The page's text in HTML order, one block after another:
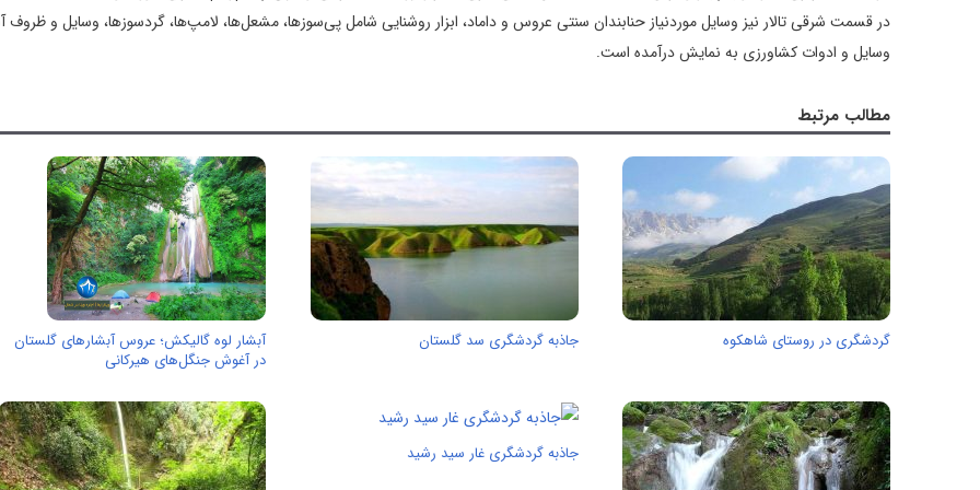
در قسمت شرقی تالار نیز وسایل موردنیاز حنابندان سنتی عروس و داماد، ابزار روشنایی شامل پی‌سوزها، مشعل‌ها، لامپ‌ها، گردسوزها، وسایل و ظروف
وسایل و ادوات کشاورزی به نمایش درآمده است.
مطالب مرتبط
گردشگری در روستای شاهکوه جاذبه گردشگری سد گلستان
آبشار لوه گالیکش؛ عروس آبشارهای گلستان
در آغوش جنگل‌های هیرکانی
جاذبه گردشگری غار سيد رشيد